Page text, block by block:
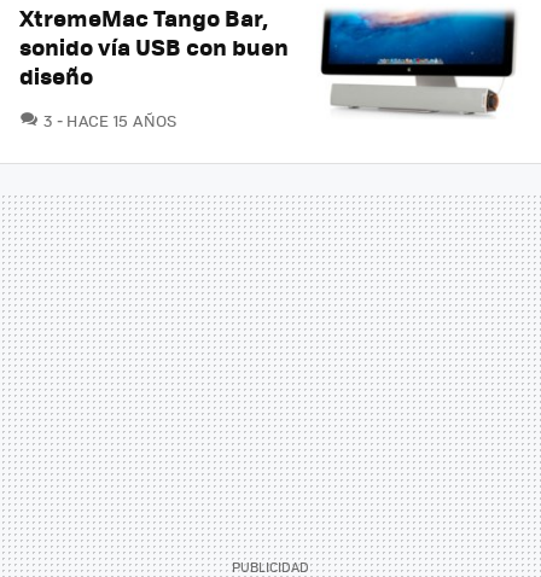
XtremeMac Tango Bar,
sonido vía USB con buen
diseño
3 COMENTARIOS
HACE 15 AÑOS